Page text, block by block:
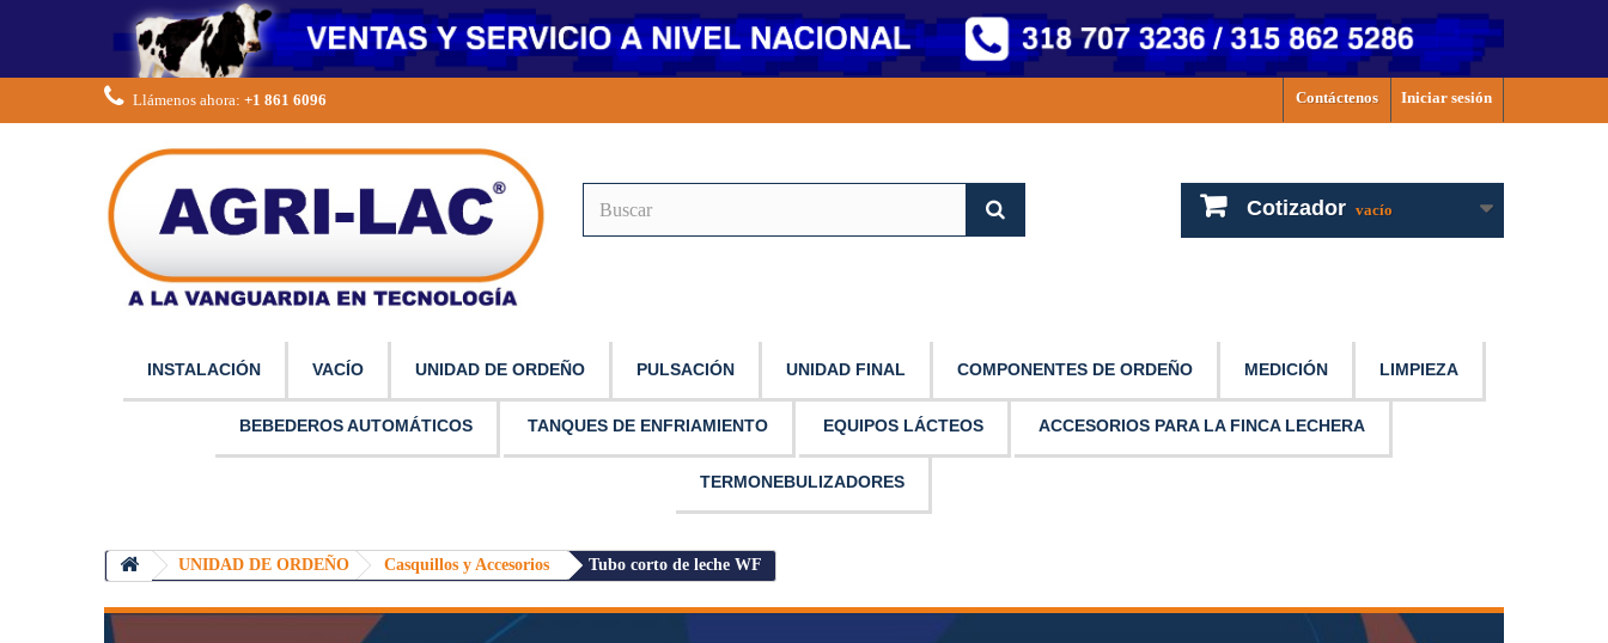
Iniciar sesión
Contáctenos
Llámenos ahora: +1 861 6096
Cotizador vacío
INSTALACIÓN VACÍO UNIDAD DE ORDEÑO PULSACIÓN UNIDAD FINAL COMPONENTES DE ORDEÑO MEDICIÓN LIMPIEZA
BEBEDEROS AUTOMÁTICOS TANQUES DE ENFRIAMIENTO EQUIPOS LÁCTEOS ACCESORIOS PARA LA FINCA LECHERA
TERMONEBULIZADORES
UNIDAD DE ORDEÑO Casquillos y Accesorios Tubo corto de leche WF